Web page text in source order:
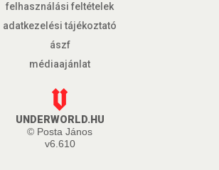
felhasználási feltételek
adatkezelési tájékoztató
ászf
médiaajánlat
UNDERWORLD.HU
© Posta János
v6.610